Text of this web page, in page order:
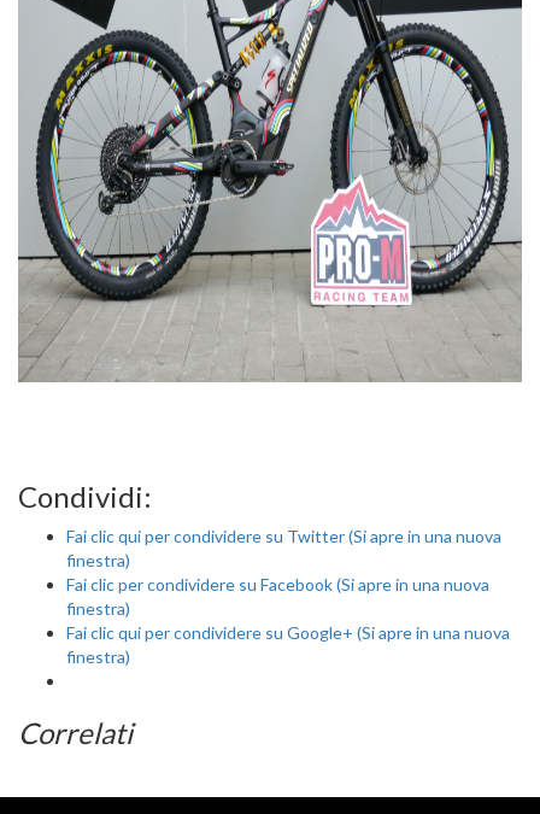
Condividi:
Fai clic qui per condividere su Twitter (Si apre in una nuova
finestra)
Fai clic per condividere su Facebook (Si apre in una nuova
finestra)
Fai clic qui per condividere su Google+ (Si apre in una nuova
finestra)
Correlati